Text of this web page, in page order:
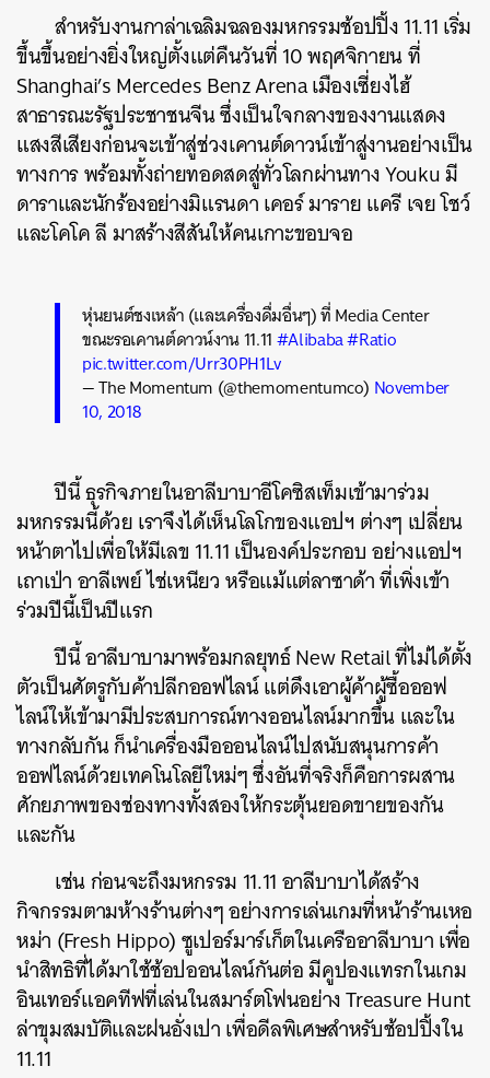
สำหรับงานกาล่าเฉลิมฉลองมหกรรมช้อปปิ้ง 11.11 เริ่ม
ขึ้นขึ้นอย่างยิ่งใหญ่ตั้งแต่คืนวันที่ 10 พฤศจิกายน ที่
Shanghai’s Mercedes Benz Arena เมืองเซี่ยงไฮ้
สาธารณะรัฐประชาชนจีน ซึ่งเป็นใจกลางของงานแสดง
แสงสีเสียงก่อนจะเข้าสู่ช่วงเคานต์ดาวน์เข้าสู่งานอย่างเป็น
ทางการ พร้อมทั้งถ่ายทอดสดสู่ทั่วโลกผ่านทาง Youku มี
ดาราและนักร้องอย่างมิแรนดา เคอร์ มาราย แครี เจย โชว์
และโคโค ลี มาสร้างสีสันให้คนเกาะขอบจอ
หุ่นยนต์ชงเหล้า (และเครื่องดื่มอื่นๆ) ที่ Media Center
ขณะรอเคานต์ดาวน์งาน 11.11#Alibaba#Ratio
pic.twitter.com/Urr30PH1Lv
— The Momentum (@themomentumco) November
10, 2018
ปีนี้ ธุรกิจภายในอาลีบาบาอีโคซิสเท็มเข้ามาร่วม
มหกรรมนี้ด้วย เราจึงได้เห็นโลโกของแอปฯ ต่างๆ เปลี่ยน
หน้าตาไปเพื่อให้มีเลข 11.11 เป็นองค์ประกอบ อย่างแอปฯ
เถาเป่า อาลีเพย์ ไช่เหนียว หรือแม้แต่ลาซาด้า ที่เพิ่งเข้า
ร่วมปีนี้เป็นปีแรก
ปีนี้ อาลีบาบามาพร้อมกลยุทธ์ New Retail ที่ไม่ได้ตั้ง
ตัวเป็นศัตรูกับค้าปลีกออฟไลน์ แต่ดึงเอาผู้ค้าผู้ซื้อออฟ
ไลน์ให้เข้ามามีประสบการณ์ทางออนไลน์มากขึ้น และใน
ทางกลับกัน ก็นำเครื่องมือออนไลน์ไปสนับสนุนการค้า
ออฟไลน์ด้วยเทคโนโลยีใหม่ๆ ซึ่งอันที่จริงก็คือการผสาน
ศักยภาพของช่องทางทั้งสองให้กระตุ้นยอดขายของกัน
และกัน
เช่น ก่อนจะถึงมหกรรม 11.11 อาลีบาบาได้สร้าง
กิจกรรมตามห้างร้านต่างๆ อย่างการเล่นเกมที่หน้าร้านเหอ
หม่า (Fresh Hippo) ซูเปอร์มาร์เก็ตในเครืออาลีบาบา เพื่อ
นำสิทธิที่ได้มาใช้ช้อปออนไลน์กันต่อ มีคูปองแทรกในเกม
อินเทอร์แอคทีฟที่เล่นในสมาร์ตโฟนอย่าง Treasure Hunt
ล่าขุมสมบัติและฝนอั่งเปา เพื่อดีลพิเศษสำหรับช้อปปิ้งใน
11.11